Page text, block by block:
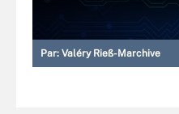
Par: Valéry Rieß-Marchive